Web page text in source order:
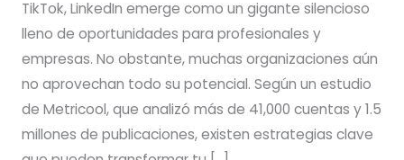
TikTok, LinkedIn emerge como un gigante silencioso
lleno de oportunidades para profesionales y
empresas. No obstante, muchas organizaciones aún
no aprovechan todo su potencial. Según un estudio
de Metricool, que analizó más de 41,000 cuentas y 1.5
millones de publicaciones, existen estrategias clave